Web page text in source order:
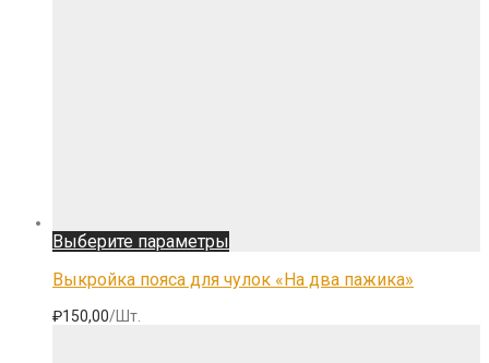
Выберите параметры
товар
имеет
несколько
Выкройка пояса для чулок «На два пажика»
₽150,00/Шт.